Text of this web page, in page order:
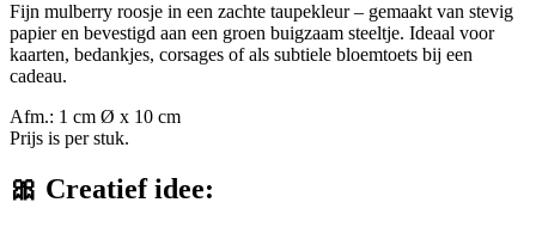
Fijn mulberry roosje in een zachte taupekleur – gemaakt van stevig
papier en bevestigd aan een groen buigzaam steeltje. Ideaal voor
kaarten, bedankjes, corsages of als subtiele bloemtoets bij een
cadeau.
Afm.: 1 cm Ø x 10 cm
Prijs is per stuk.
🎀 Creatief idee: